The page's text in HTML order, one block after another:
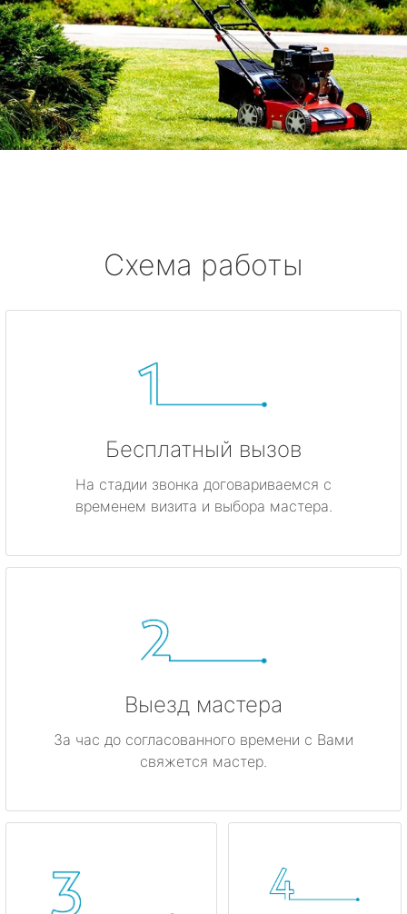
Схема работы
Бесплатный вызов
На стадии звонка договариваемся с
временем визита и выбора мастера.
Выезд мастера
За час до согласованного времени с Вами
свяжется мастер.